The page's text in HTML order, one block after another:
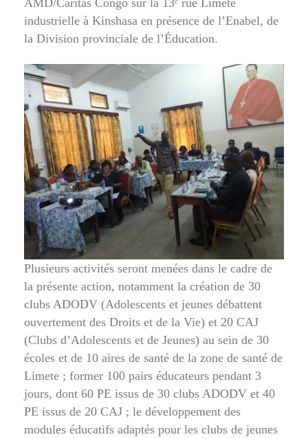
AMD/Caritas Congo sur la 13ᵉ rue Limete
industrielle à Kinshasa en présence de l’Enabel, de
la Division provinciale de l’Éducation.
Plusieurs activités seront menées dans le cadre de
la présente action, notamment la création de 30
clubs ADODV (Adolescents et jeunes débattent
ouvertement des Droits et de la Vie) et 20 CAJ
(Clubs d’Adolescents et de Jeunes) au sein de 30
écoles et de 10 aires de santé de la zone de santé de
Limete ; former 100 pairs éducateurs pendant 3
jours, dont 60 PE issus de 30 clubs ADODV et 40
PE issus de 20 CAJ ; le développement des
modules éducatifs adaptés pour les clubs de jeunes